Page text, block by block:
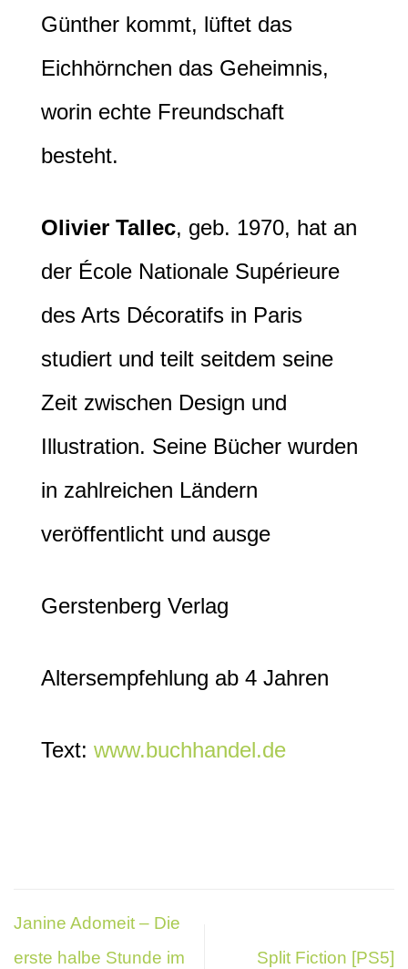
Günther kommt, lüftet das
Eichhörnchen das Geheimnis,
worin echte Freundschaft
besteht.
Olivier Tallec, geb. 1970, hat an
der École Nationale Supérieure
des Arts Décoratifs in Paris
studiert und teilt seitdem seine
Zeit zwischen Design und
Illustration. Seine Bücher wurden
in zahlreichen Ländern
veröffentlicht und ausge
Gerstenberg Verlag
Altersempfehlung ab 4 Jahren
Text: www.buchhandel.de
Janine Adomeit – Die
erste halbe Stunde im
Split Fiction [PS5]